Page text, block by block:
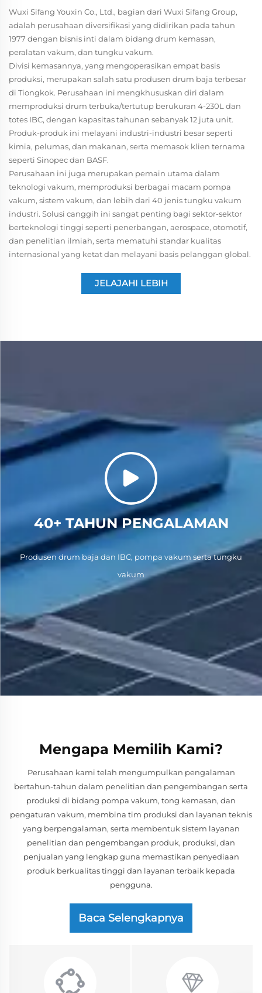
Wuxi Sifang Youxin Co., Ltd., bagian dari Wuxi Sifang Group,
adalah perusahaan diversifikasi yang didirikan pada tahun
1977 dengan bisnis inti dalam bidang drum kemasan,
peralatan vakum, dan tungku vakum.
Divisi kemasannya, yang mengoperasikan empat basis
produksi, merupakan salah satu produsen drum baja terbesar
di Tiongkok. Perusahaan ini mengkhususkan diri dalam
memproduksi drum terbuka/tertutup berukuran 4-230L dan
totes IBC, dengan kapasitas tahunan sebanyak 12 juta unit.
Produk-produk ini melayani industri-industri besar seperti
kimia, pelumas, dan makanan, serta memasok klien ternama
seperti Sinopec dan BASF.
Perusahaan ini juga merupakan pemain utama dalam
teknologi vakum, memproduksi berbagai macam pompa
vakum, sistem vakum, dan lebih dari 40 jenis tungku vakum
industri. Solusi canggih ini sangat penting bagi sektor-sektor
berteknologi tinggi seperti penerbangan, aerospace, otomotif,
dan penelitian ilmiah, serta mematuhi standar kualitas
internasional yang ketat dan melayani basis pelanggan global.
JELAJAHI LEBIH
40+ TAHUN PENGALAMAN
Produsen drum baja dan IBC, pompa vakum serta tungku
vakum
Mengapa Memilih Kami?
Perusahaan kami telah mengumpulkan pengalaman
bertahun-tahun dalam penelitian dan pengembangan serta
produksi di bidang pompa vakum, tong kemasan, dan
pengaturan vakum, membina tim produksi dan layanan teknis
yang berpengalaman, serta membentuk sistem layanan
penelitian dan pengembangan produk, produksi, dan
penjualan yang lengkap guna memastikan penyediaan
produk berkualitas tinggi dan layanan terbaik kepada
pengguna.
Baca Selengkapnya